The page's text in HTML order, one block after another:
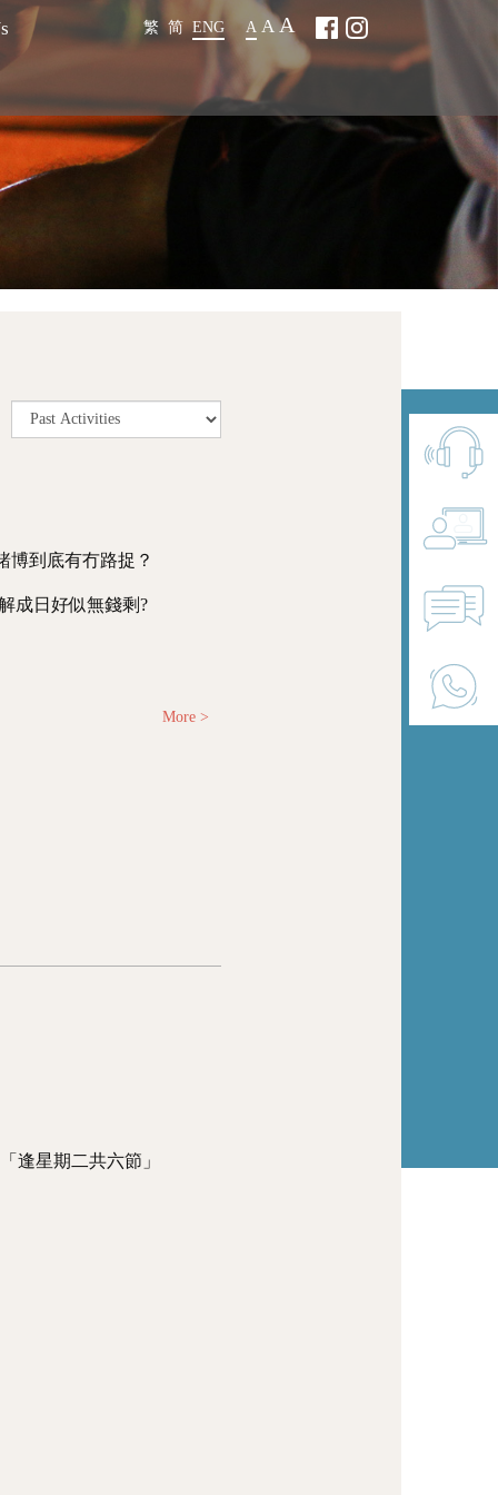
繁 简 ENG A A A
博到底有冇路捉？
成日好似無錢剩?
More >
逢星期二共六節」